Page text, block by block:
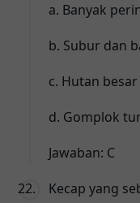
a. Banyak
b. Subur dan
c. Hutan besar
d. Gomplok
Jawaban: C
Kecap yang